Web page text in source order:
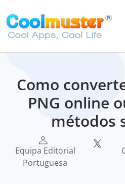
Como
PNG online
métodos
Equipa Editorial
Portuguesa